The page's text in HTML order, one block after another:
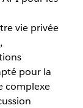
vie privée
pour la
complexe